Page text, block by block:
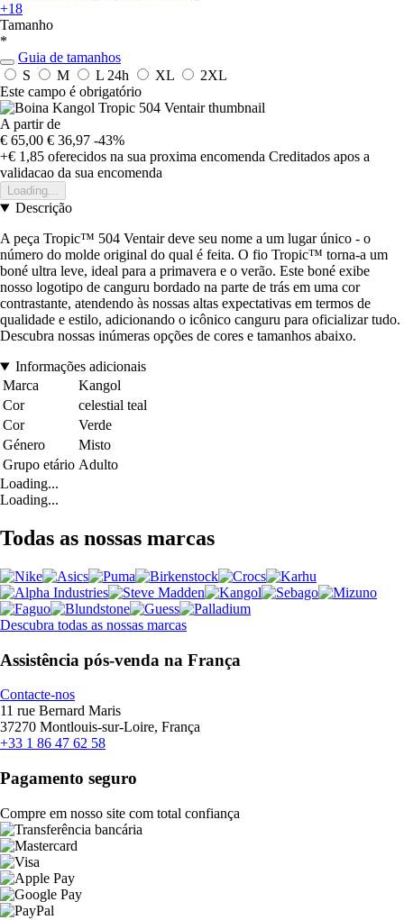
+18
Tamanho
*
Guia de tamanhos
S
M L 24h XL
2XL
Este campo é obrigatório
A partir de
€ 65,00 € 36,97 -43%
+€ 1,85 oferecidos na sua proxima encomenda Creditados apos a
validacao da sua encomenda
Loading...
Descrição
A peça Tropic™ 504 Ventair deve seu nome a um lugar único - o
número do molde original do qual é feita. O fio Tropic™ torna-a um
boné ultra leve, ideal para a primavera e o verão. Este boné exibe
nosso logotipo de canguru bordado na parte de trás em uma cor
contrastante, atendendo às nossas altas expectativas em termos de
qualidade e estilo, adicionando o icônico canguru para oficializar tudo.
Descubra nossas inúmeras opções de cores e tamanhos abaixo.
Informações adicionais
Marca
Kangol
Cor
celestial teal
Cor
Verde
Género
Misto
Grupo etário Adulto
Loading...
Loading...
Todas as nossas marcas
Descubra todas as nossas marcas
Assistência pós-venda na França
Contacte-nos
11 rue Bernard Maris
37270 Montlouis-sur-Loire, França
+33 1 86 47 62 58
Pagamento seguro
Compre em nosso site com total confiança